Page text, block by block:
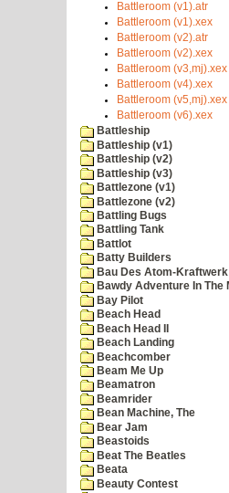
Battleroom (v1).atr
Battleroom (v1).xex
Battleroom (v2).atr
Battleroom (v2).xex
Battleroom (v3,mj).xex
Battleroom (v4).xex
Battleroom (v5,mj).xex
Battleroom (v6).xex
Battleship
Battleship (v1)
Battleship (v2)
Battleship (v3)
Battlezone (v1)
Battlezone (v2)
Battling Bugs
Battling Tank
Battlot
Batty Builders
Bau Des Atom-Kraftwerk
Bawdy Adventure In The
Bay Pilot
Beach Head
Beach Head II
Beach Landing
Beachcomber
Beam Me Up
Beamatron
Beamrider
Bean Machine, The
Bear Jam
Beastoids
Beat The Beatles
Beata
Beauty Contest